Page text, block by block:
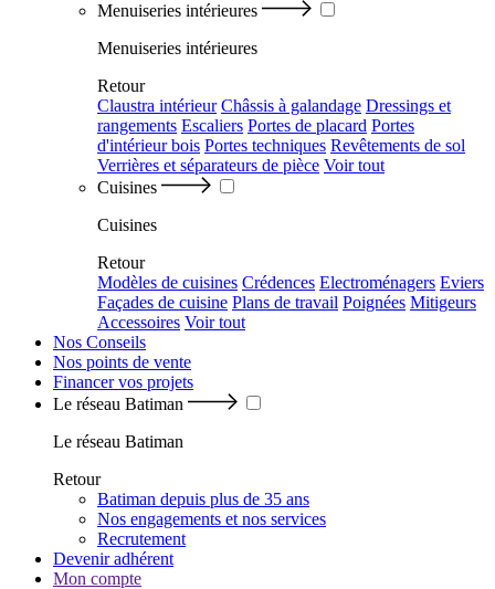
Menuiseries intérieures
Menuiseries intérieures
Retour
Claustra intérieur Châssis à galandage Dressings et
rangements Escaliers Portes de placard Portes
d'intérieur bois Portes techniques Revêtements de sol
Verrières et séparateurs de pièce Voir tout
Cuisines
Cuisines
Retour
Modèles de cuisines Crédences Electroménagers Eviers
Façades de cuisine Plans de travail Poignées Mitigeurs
Accessoires Voir tout
Nos Conseils
Nos points de vente
Financer vos projets
Le réseau Batiman
Le réseau Batiman
Retour
Batiman depuis plus de 35 ans
Nos engagements et nos services
Recrutement
Devenir adhérent
Mon compte